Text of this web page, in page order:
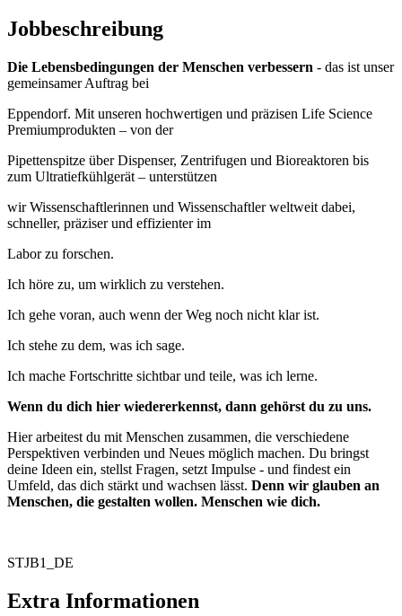
Jobbeschreibung
Die Lebensbedingungen der Menschen verbessern - das ist unser
gemeinsamer Auftrag bei
Eppendorf. Mit unseren hochwertigen und präzisen Life Science
Premiumprodukten ‒ von der
Pipettenspitze über Dispenser, Zentrifugen und Bioreaktoren bis
zum Ultratiefkühlgerät ‒ unterstützen
wir Wissenschaftlerinnen und Wissenschaftler weltweit dabei,
schneller, präziser und effizienter im
Labor zu forschen.
Ich höre zu, um wirklich zu verstehen.
Ich gehe voran, auch wenn der Weg noch nicht klar ist.
Ich stehe zu dem, was ich sage.
Ich mache Fortschritte sichtbar und teile, was ich lerne.
Wenn du dich hier wiedererkennst, dann gehörst du zu uns.
Hier arbeitest du mit Menschen zusammen, die verschiedene
Perspektiven verbinden und Neues möglich machen. Du bringst
deine Ideen ein, stellst Fragen, setzt Impulse - und findest ein
Umfeld, das dich stärkt und wachsen lässt. Denn wir glauben an
Menschen, die gestalten wollen. Menschen wie dich.
STJB1_DE
Extra Informationen